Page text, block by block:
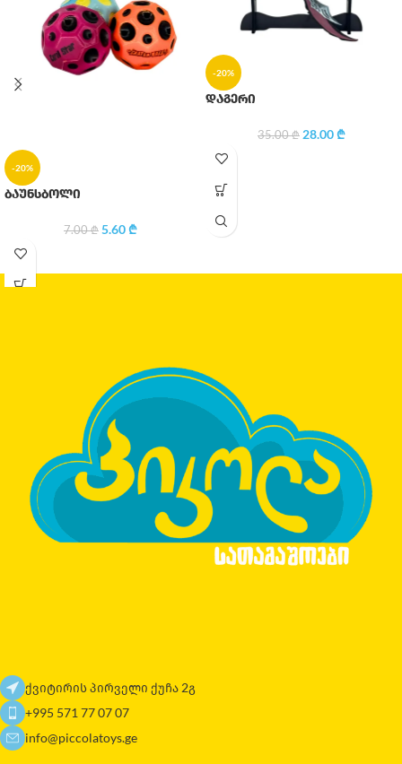
-20%
ბაუნსბოლი
7.00₾ 5.60₾
-20%
დაგერი
35.00₾ 28.00₾
ქვიტირის პირველი ქუჩა 2გ
+995 571 77 07 07
info@piccolatoys.ge